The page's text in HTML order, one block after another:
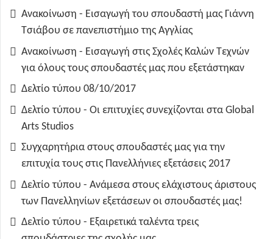
Ανακοίνωση - Εισαγωγή του σπουδαστή μας Γιάννη
Τσιάβου σε πανεπιστήμιο της Αγγλίας
Ανακοίνωση - Εισαγωγή στις Σχολές Καλών Τεχνών
για όλους τους σπουδαστές μας που εξετάστηκαν
Δελτίο τύπου 08/10/2017
Δελτίο τύπου - Οι επιτυχίες συνεχίζονται στα Global
Arts Studios
Συγχαρητήρια στους σπουδαστές μας για την
επιτυχία τους στις Πανελλήνιες εξετάσεις 2017
Δελτίο τύπου - Ανάμεσα στους ελάχιστους άριστους
των Πανελληνίων εξετάσεων οι σπουδαστές μας!
Δελτίο τύπου - Εξαιρετικά ταλέντα τρεις